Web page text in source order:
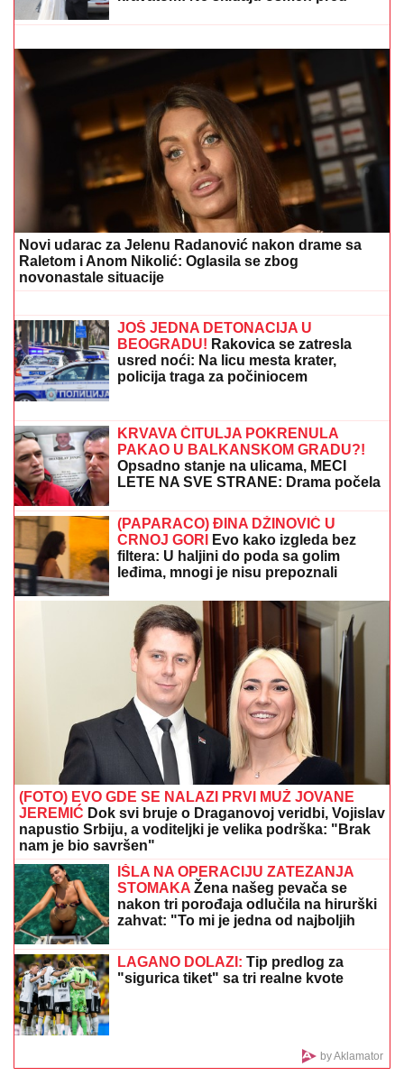
(VIDEO) TRUDNA ANITA DOVEZLA LUKU NA PINK
Strasno se grle i ljube u kolima, ne pušta ga: Blista
pred porođaj
"ŽELIM BEBU"
Jelena Gavrilović
progovorila o svadbi i renoviranju
kuće: "Išla sam roditeljima da kažem
da odustajem"
(VIDEO) OVAKO ČEDA JOVANOVIĆ
BIRNE O ACI KOSU NAKON VELIKOG
GUBITKA
AMERIKU POTRESA SLUČAJ "ŽIVOG DONORA":
Pokušali da uzmu organ od pacijenta koji je još bio
živ!
ŽENI SE DEJAN STANKOVIĆ KRALJ!
Prelepa doktorka u raskošnoj
venčanici, on u odelu sa crvenom
kravatom: Ne skidaju osmeh pred
crkveno venčanje
ANELI DOBILA PREPISKE FILIPA I
JOVANE CVIJANOVIĆOdmah se
oglasila: "Sve dođe do mene", evo da
li je kontaktirala Đukića
Novi udarac za Jelenu Radanović nakon drame sa
Raletom i Anom Nikolić: Oglasila se zbog
novonastale situacije
preko celog stopala, a evo kako
pevačica izgleda nakon udesa u Crnoj